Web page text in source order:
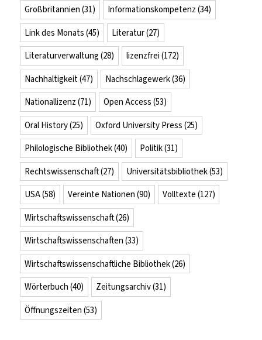
Großbritannien (31) Informationskompetenz (34)
Link des Monats (45) Literatur(27)
Literaturverwaltung (28) lizenzfrei (172)
Nachhaltigkeit(47) Nachschlagewerk(36)
Nationallizenz (71) Open Access (53)
Oral History(25) Oxford University Press (25)
Philologische Bibliothek(40) Politik(31)
Rechtswissenschaft(27) Universitätsbibliothek(53)
USA(58) Vereinte Nationen (90) Volltexte (127)
Wirtschaftswissenschaft(26)
Wirtschaftswissenschaften (33)
Wirtschaftswissenschaftliche Bibliothek(26)
Wörterbuch (40) Zeitungsarchiv(31)
Öffnungszeiten (53)